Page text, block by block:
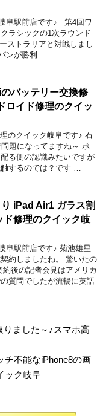
阜駅前店です♪ 第4回ワ
ラシックの1次ラウンド
ストラリアと対戦しまし
ンが勝利 …
バッテリー交換修
ロイド修理のクイッ
のクイック岐阜です♪ 石
題になってますね～ ポ
る側の認識みたいですが
するのでは？です …
iPad Air1 ガラス割
ド修理のクイック岐
阜駅前店です♪ 菊池雄星
約しましたね。 驚いたの
後の記者会見はアメリカ
質問でしたが流暢に英語
ました～♪スマホ高
不能なiPhone8の画
ック岐阜